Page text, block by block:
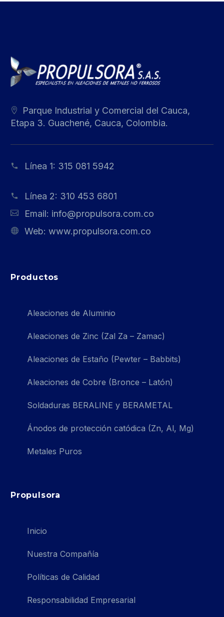
Parque Industrial y Comercial del Cauca,
Etapa 3. Guachené, Cauca, Colombia.
Línea 1: 315 081 5942
Línea 2: 310 453 6801
Email: info@propulsora.com.co
Web: www.propulsora.com.co
Productos
Aleaciones de Aluminio
Aleaciones de Zinc (Zal Za – Zamac)
Aleaciones de Estaño (Pewter – Babbits)
Aleaciones de Cobre (Bronce – Latón)
Soldaduras BERALINE y BERAMETAL
Ánodos de protección catódica (Zn, Al, Mg)
Metales Puros
Propulsora
Inicio
Nuestra Compañía
Políticas de Calidad
Responsabilidad Empresarial